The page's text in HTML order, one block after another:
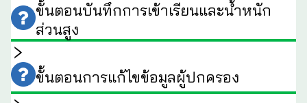
ขั้นตอนบันทึกการเข้าเรียนและน้ำหนัก
ส่วนสูง
ขั้นตอนการแก้ไขข้อมูลผู้ปกครอง